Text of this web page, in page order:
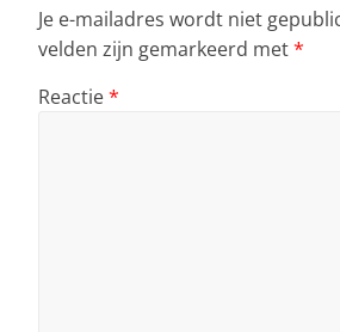
Je e-mailadres wordt niet
velden zijn gemarkeerd met*
Reactie*